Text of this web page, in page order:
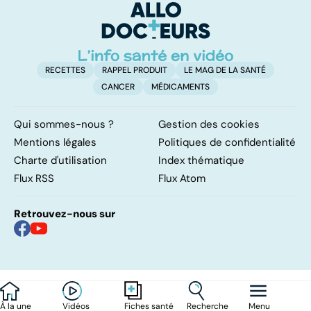
À la une Vidéos Fiches santé Recherche Menu
mères
RECETTES RAPPEL PRODUIT
LE MAG DE LA SANTÉ
CANCER
MÉDICAMENTS
Qui sommes-nous ?
Gestion des cookies
Mentions légales
Politiques de confidentialité
Charte d'utilisation
Index thématique
Flux RSS
Flux Atom
Retrouvez-nous sur